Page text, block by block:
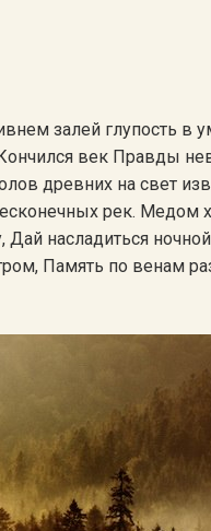
залей глупость в
век Правды
древних на свет
рек.
насладиться
Память по венам